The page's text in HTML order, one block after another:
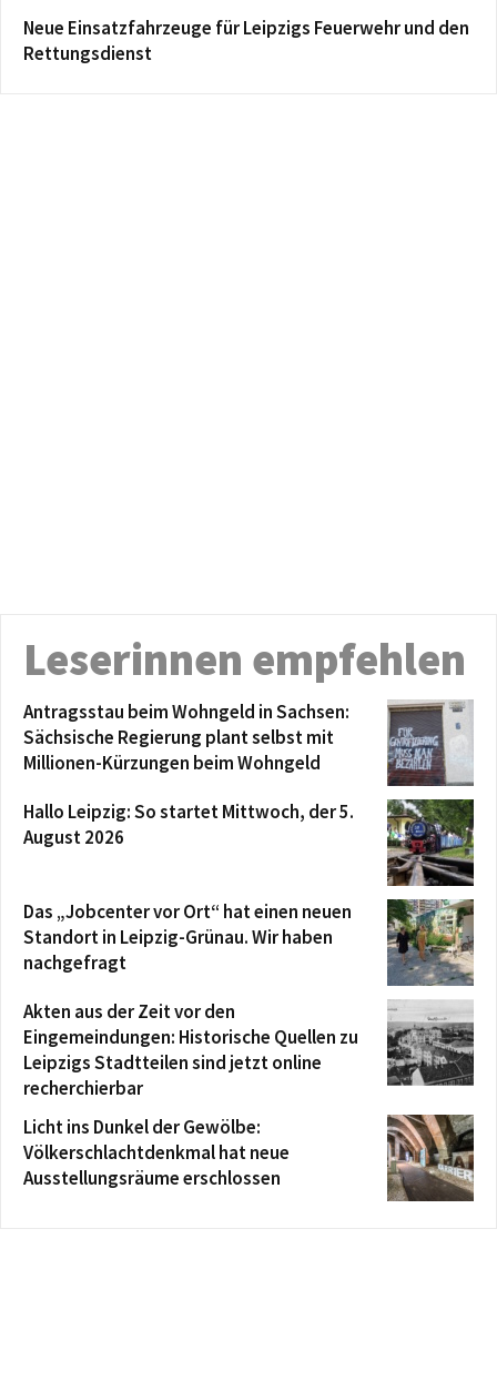
Neue Einsatzfahrzeuge für Leipzigs Feuerwehr und den
Rettungsdienst
Leserinnen empfehlen
Antragsstau beim Wohngeld in Sachsen:
Sächsische Regierung plant selbst mit
Millionen-Kürzungen beim Wohngeld
Hallo Leipzig: So startet Mittwoch, der 5.
August 2026
Das „Jobcenter vor Ort“ hat einen neuen
Standort in Leipzig-Grünau. Wir haben
nachgefragt
Akten aus der Zeit vor den
Eingemeindungen: Historische Quellen zu
Leipzigs Stadtteilen sind jetzt online
recherchierbar
Licht ins Dunkel der Gewölbe:
Völkerschlachtdenkmal hat neue
Ausstellungsräume erschlossen